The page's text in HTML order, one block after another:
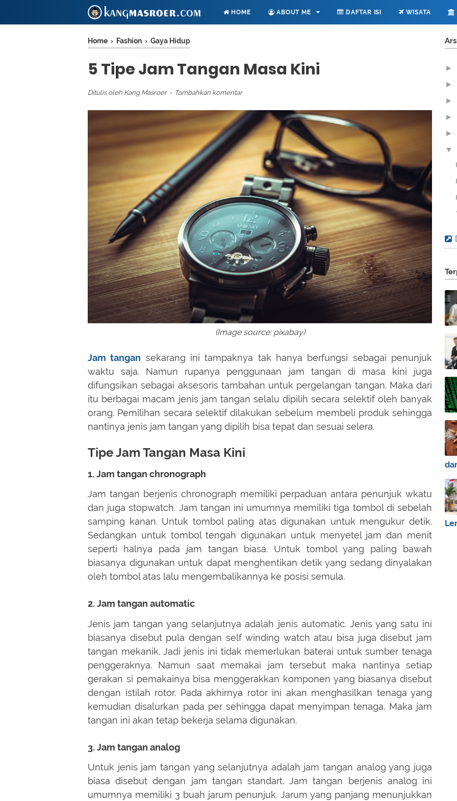
HOME ABOUT ME DAFTAR ISI WISATA
Home › Fashion › Gaya Hidup
5 Tipe Jam Tangan Masa Kini
Ditulis oleh Kang Masroer Tambahkan komentar
(Image source: pixabay)
Jam tangan sekarang ini tampaknya tak hanya berfungsi sebagai penunjuk
waktu saja. Namun rupanya penggunaan jam tangan di masa kini juga
difungsikan sebagai aksesoris tambahan untuk pergelangan tangan. Maka dari
itu berbagai macam jenis jam tangan selalu dipilih secara selektif oleh banyak
orang. Pemilihan secara selektif dilakukan sebelum membeli produk sehingga
nantinya jenis jam tangan yang dipilih bisa tepat dan sesuai selera.
Tipe Jam Tangan Masa Kini
1. Jam tangan chronograph
Jam tangan berjenis chronograph memiliki perpaduan antara penunjuk wkatu
dan juga stopwatch. Jam tangan ini umumnya memiliki tiga tombol di sebelah
samping kanan. Untuk tombol paling atas digunakan untuk mengukur detik.
Sedangkan untuk tombol tengah digunakan untuk menyetel jam dan menit
seperti halnya pada jam tangan biasa. Untuk tombol yang paling bawah
biasanya digunakan untuk dapat menghentikan detik yang sedang dinyalakan
oleh tombol atas lalu mengembalikannya ke posisi semula.
2. Jam tangan automatic
Jenis jam tangan yang selanjutnya adalah jenis automatic. Jenis yang satu ini
biasanya disebut pula dengan self winding watch atau bisa juga disebut jam
tangan mekanik. Jadi jenis ini tidak memerlukan baterai untuk sumber tenaga
penggeraknya. Namun saat memakai jam tersebut maka nantinya setiap
gerakan si pemakainya bisa menggerakkan komponen yang biasanya disebut
dengan istilah rotor. Pada akhirnya rotor ini akan menghasilkan tenaga yang
kemudian disalurkan pada per sehingga dapat menyimpan tenaga. Maka jam
tangan ini akan tetap bekerja selama digunakan.
3. Jam tangan analog
Untuk jenis jam tangan yang selanjutnya adalah jam tangan analog yang juga
biasa disebut dengan jam tangan standart. Jam tangan berjenis analog ini
umumnya memiliki 3 buah jarum penunjuk. Jarum yang panjang menunjukkan
►
►
►
►
►
▼